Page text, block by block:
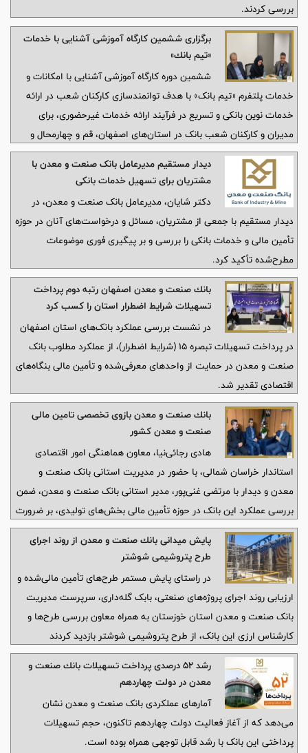
بررسی کردند.
برگزاری ششمین كارگاه آموزشی آشنایی با خدمات
«تیم بانك»
ششمین دوره کارگاه آموزشی آشنایی با امکانات و
خدمات پلتفرم «تیم بانک» با هدف توانمندسازی کارکنان شعب در ارائه
خدمات نوین بانکی و تسریع در فرآیند ارائه خدمات غیرحضوری، برای
مدیران و کارکنان شعب بانک در استان‌های اصفهان، قم و چهارمحال و
بختیاری برگزار شد.
دیدار مستقیم مدیرعامل بانک صنعت و معدن با
مشتریان برای تسهیل خدمات بانکی
دکتر شایان، مدیرعامل بانک صنعت و معدن، در
دیدار مستقیم با جمعی از مشتریان، مسائل و درخواست‌های آنان در حوزه
تأمین مالی و خدمات بانکی را بررسی و بر پیگیری فوری موضوعات
مطرح‌شده تأکید کرد.
بانك صنعت و معدن اصفهان رتبه دوم پرداخت
تسهیلات شرایط اضطرار استان را كسب كرد
در نشست بررسی عملکرد بانک‌های استان اصفهان
در پرداخت تسهیلات تبصره ۱۵ (شرایط اضطرار)، از عملکرد مطلوب بانک
صنعت و معدن در حمایت از واحدهای معرفی‌شده و تأمین مالی بنگاه‌های
اقتصادی تقدیر شد.
بانك صنعت و معدن بازوی تخصصی تامین مالی
صنعت و معدن كشور
هادی رجائی‌نیا، معاون هماهنگی امور اقتصادی
استاندار خراسان شمالی، با حضور در مدیریت استانی بانک صنعت و
معدن و دیدار با مرتضی غنی‌پور، مدیر استانی بانک صنعت و معدن، ضمن
بررسی عملکرد این بانک در حوزه تأمین مالی بخش‌های تولیدی، بر ضرورت
جذب کامل تسهیلات سفر ریاست‌جمهوری، تسریع در پرداخت این
تسهیلات و حمایت هدفمند از طرح‌های تولیدی، صنعتی و معدنی استان
تأکید کرد.
پایش میدانی بانك صنعت و معدن از روند اجرای
طرح پتروشیمی شوشتر
در راستای پایش مستمر طرح‌های تأمین مالی‌شده و
ارزیابی روند اجرای پروژه‌های صنعتی، بابک گله‌داری، سرپرست مدیریت
بانک صنعت و معدن استان خوزستان به همراه معاون بررسی طرح‌ها و
کارشناس ارزی این بانک، از طرح پتروشیمی شوشتر بازدید کردند
رشد ۵۲ درصدی پرداخت تسهیلات بانك صنعت و
معدن در دولت چهاردهم
آمارهای عملکردی بانک صنعت و معدن نشان
می‌دهد که از آغاز فعالیت دولت چهاردهم تاکنون، حجم تسهیلات
پرداختی این بانک با رشد قابل توجهی همراه بوده است.